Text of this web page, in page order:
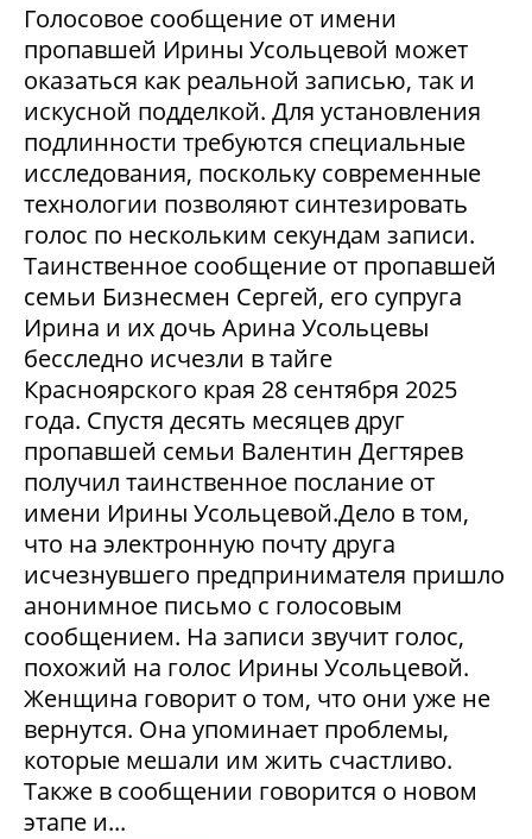
Голосовое сообщение от имени
пропавшей Ирины Усольцевой может
оказаться как реальной записью, так и
искусной подделкой. Для установления
подлинности требуются специальные
исследования, поскольку современные
технологии позволяют синтезировать
голос по нескольким секундам записи.
Таинственное сообщение от пропавшей
семьи Бизнесмен Сергей, его супруга
Ирина и их дочь Арина Усольцевы
бесследно исчезли в тайге
Красноярского края 28 сентября 2025
года. Спустя десять месяцев друг
пропавшей семьи Валентин Дегтярев
получил таинственное послание от
имени Ирины Усольцевой.Дело в том,
что на электронную почту друга
исчезнувшего предпринимателя пришло
анонимное письмо с голосовым
сообщением. На записи звучит голос,
похожий на голос Ирины Усольцевой.
Женщина говорит о том, что они уже не
вернутся. Она упоминает проблемы,
которые мешали им жить счастливо.
Также в сообщении говорится о новом
этапе и...